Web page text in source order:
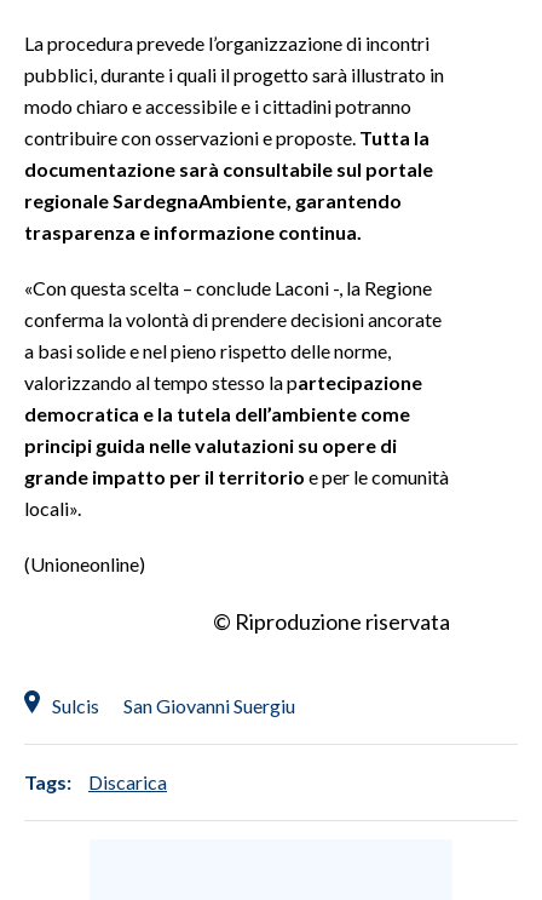
La procedura prevede l’organizzazione di incontri
pubblici, durante i quali il progetto sarà illustrato in
modo chiaro e accessibile e i cittadini potranno
contribuire con osservazioni e proposte. Tutta la
documentazione sarà consultabile sul portale
regionale SardegnaAmbiente, garantendo
trasparenza e informazione continua.
«Con questa scelta – conclude Laconi -, la Regione
conferma la volontà di prendere decisioni ancorate
a basi solide e nel pieno rispetto delle norme,
valorizzando al tempo stesso la partecipazione
democratica e la tutela dell’ambiente come
principi guida nelle valutazioni su opere di
grande impatto per il territorio e per le comunità
locali».
(Unioneonline)
© Riproduzione riservata
Sulcis San Giovanni Suergiu
Tags: Discarica